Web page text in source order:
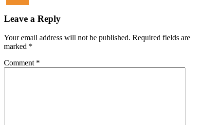
Leave a Reply
Your email address will not be published. Required fields are
marked *
Comment *